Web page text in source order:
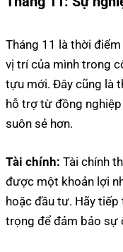
Tháng 11 là thời
vị trí của mình trong
tựu mới. Đây cũng là
hỗ trợ từ đồng
suôn sẻ hơn.
Tài chính: Tài chính
được một khoản lợi
hoặc đầu tư. Hãy
trọng để đảm bảo sự